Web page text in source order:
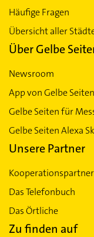
Häufige Fragen
Übersicht aller
Über Gelbe
Newsroom
App von Gelbe Seiten
Gelbe Seiten für
Gelbe Seiten Alexa
Unsere Partner
Kooperationspartner
Das Telefonbuch
Das Örtliche
Zu finden auf